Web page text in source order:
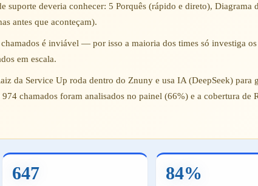
suporte deveria conhecer: 5 Porquês (rápido e direto), Diagrama
antes que aconteçam).
é inviável — por isso a maioria dos times só investiga
em escala.
da Service Up roda dentro do Znuny e usa IA (DeepSeek) para
chamados foram analisados no painel (66%) e a cobertura de
647 84%